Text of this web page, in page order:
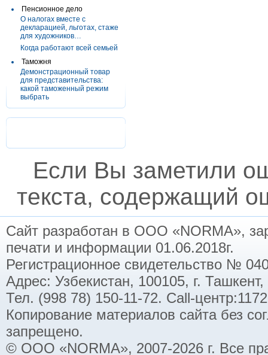
Пенсионное дело
О налогах вместе с
декларацией, льготах, стаже
для художников…
Когда работают всей семьей
Таможня
Демонстрационный товар
для представительства:
какой таможенный режим
выбрать
Если Вы заметили
текста, содержащий
Сайт разработан в ООО «NORMA»,
печати и информации 01.06.2018г.
Регистрационное свидетельство №
Адрес: Узбекистан, 100105, г.
Тел. (998 78) 150-11-72. Call-
Копирование материалов сайта без
запрещено.
© ООО «NORMA», 2007-2026 г. Все